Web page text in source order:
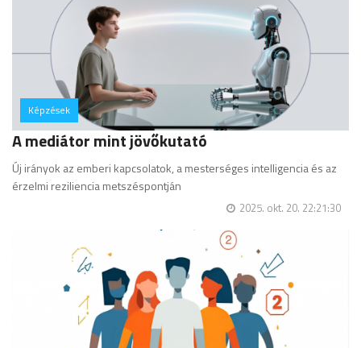
Képzések
hozzászólás
A mediátor mint jövőkutató
Új irányok az emberi kapcsolatok, a mesterséges intelligencia és az
érzelmi reziliencia metszéspontján
2025. okt. 20. 22:21:30